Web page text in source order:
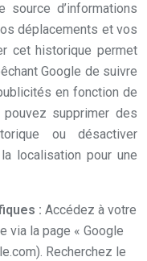
d’informations
déplacements et vos
cet historique permet
Google de suivre
en fonction de
supprimer des
ou désactiver
localisation pour une
: Accédez à votre
via la page « Google
Recherchez le